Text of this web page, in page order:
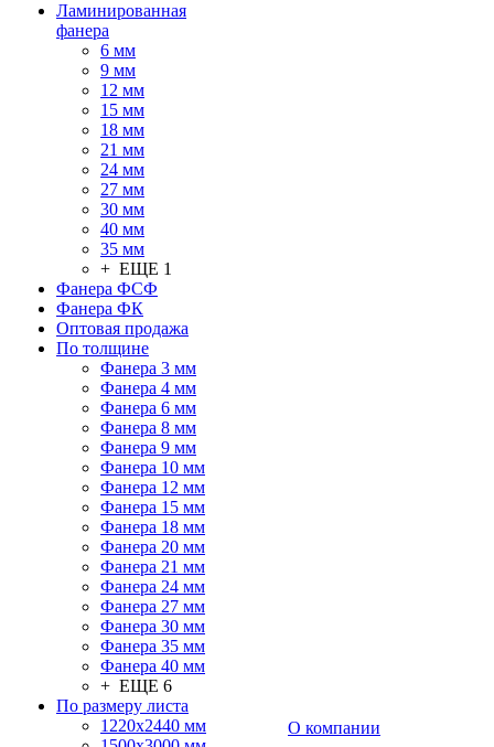
Ламинированная
фанера
6 мм
9 мм
12 мм
15 мм
18 мм
21 мм
24 мм
27 мм
30 мм
40 мм
35 мм
+ ЕЩЕ 1
Фанера ФСФ
Фанера ФК
Оптовая продажа
По толщине
Фанера 3 мм
Фанера 4 мм
Фанера 6 мм
Фанера 8 мм
Фанера 9 мм
Фанера 10 мм
Фанера 12 мм
Фанера 15 мм
Фанера 18 мм
Фанера 20 мм
Фанера 21 мм
Фанера 24 мм
Фанера 27 мм
Фанера 30 мм
Фанера 35 мм
Фанера 40 мм
+ ЕЩЕ 6
По размеру листа
1220х2440 мм
О компании